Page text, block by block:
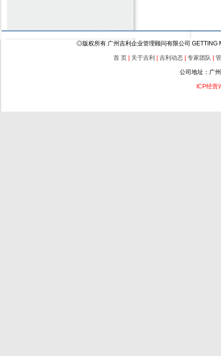
◎版权所有 广州吉利企业管理顾问有限公司
首 页 关于吉利 吉利动态 专家团队
公司地址：广
ICP经营